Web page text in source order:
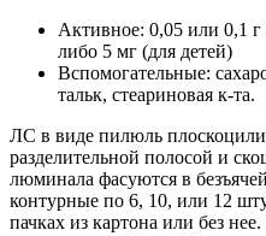
Активное: 0,05 или 0,1 г
либо 5 мг (для детей)
Вспомогательные:
тальк, стеариновая к-та.
ЛС в виде пилюль
разделительной полосой и
люминала фасуются в
контурные по 6, 10, или 12
пачках из картона или без